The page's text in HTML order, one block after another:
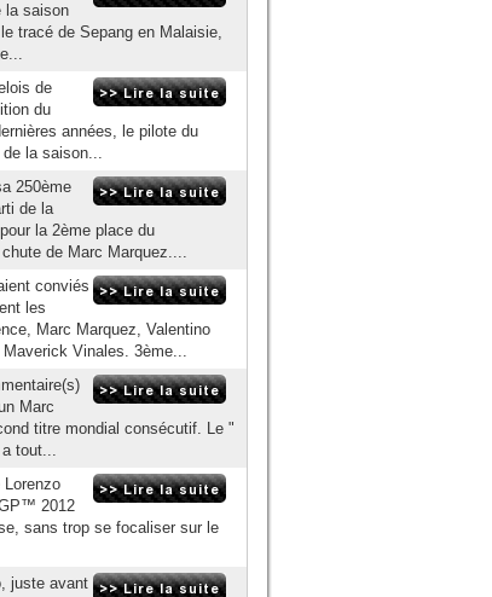
la saison
tracé de Sepang en Malaisie,
de
du
années, le pilote du
la saison...
250ème
de la
la 2ème place du
de Marc Marquez....
conviés
les
Marc Marquez, Valentino
Vinales. 3ème...
Marc
titre mondial consécutif. Le "
tout...
2012
sans trop se focaliser sur le
juste avant